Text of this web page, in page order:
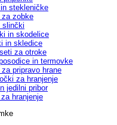
stekleničke
za zobke
slinčki
in skodelice
in skledice
za otroke
in termovke
pripravo hrane
za hranjenje
jedilni pribor
hranjenje